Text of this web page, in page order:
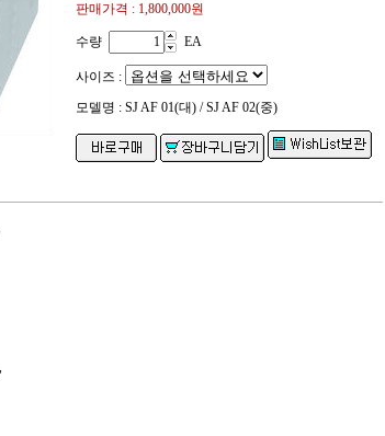
판매가격 : 1,800,000원
수량 EA
사이즈 :
모델명 : SJ AF 01(대) / SJ AF 02(중)